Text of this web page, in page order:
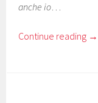
anche io…
Continue reading →